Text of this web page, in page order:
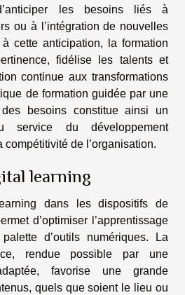
les besoins liés à
ou à l’intégration de nouvelles
cette anticipation, la formation
fidélise les talents et
continue aux transformations
de formation guidée par une
besoins constitue ainsi un
service du développement
compétitivité de l’organisation.
learning
dans les dispositifs de
d’optimiser l’apprentissage
d’outils numériques. La
rendue possible par une
favorise une grande
quels que soient le lieu ou